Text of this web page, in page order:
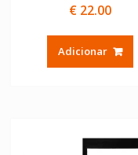
€22.00
Adicionar